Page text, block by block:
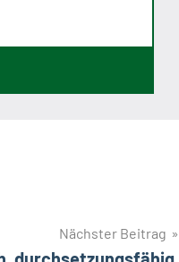
Nächster Beitrag